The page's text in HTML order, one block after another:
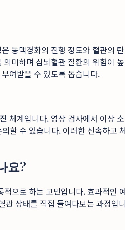
은 동맥경화의 진행 정도와 혈관의
미하며 심뇌혈관 질환의 위험이
여받을 수 있도록 돕습니다.
체계입니다. 영상 검사에서 이상
할 수 있습니다. 이러한 신속하
요?
으로 하는 고민입니다. 효과적
관 상태를 직접 들여다보는 과정입